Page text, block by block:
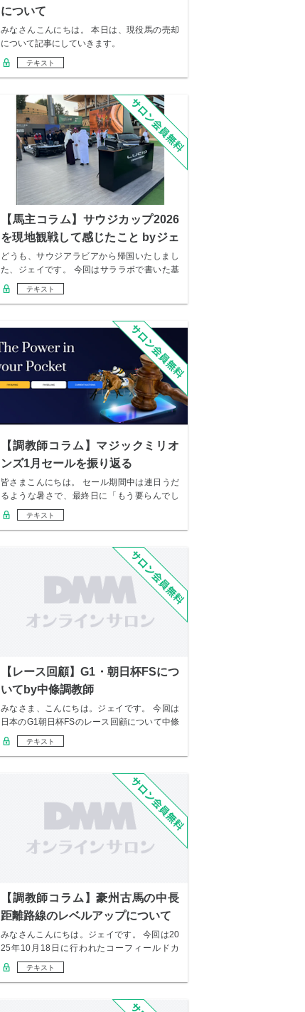
について
みなさんこんにちは。 本日は、現役馬の売却
について記事にしていきます。
テキスト
【馬主コラム】サウジカップ2026
を現地観戦して感じたこと byジェ
イ
どうも、サウジアラビアから帰国いたしまし
た、ジェイです。 今回はサララボで書いた基
本的なサ…
テキスト
【調教師コラム】マジックミリオ
ンズ1月セールを振り返る
皆さまこんにちは。 セール期間中は連日うだ
るような暑さで、最終日に「もう要らんでし
ょ」と上…
テキスト
【レース回顧】G1・朝日杯FSにつ
いてby中條調教師
みなさま、こんにちは。ジェイです。 今回は
日本のG1朝日杯FSのレース回顧について中條
さん…
テキスト
【調教師コラム】豪州古馬の中長
距離路線のレベルアップについて
みなさんこんにちは。ジェイです。 今回は20
25年10月18日に行われたコーフィールドカ
ッ…
テキスト